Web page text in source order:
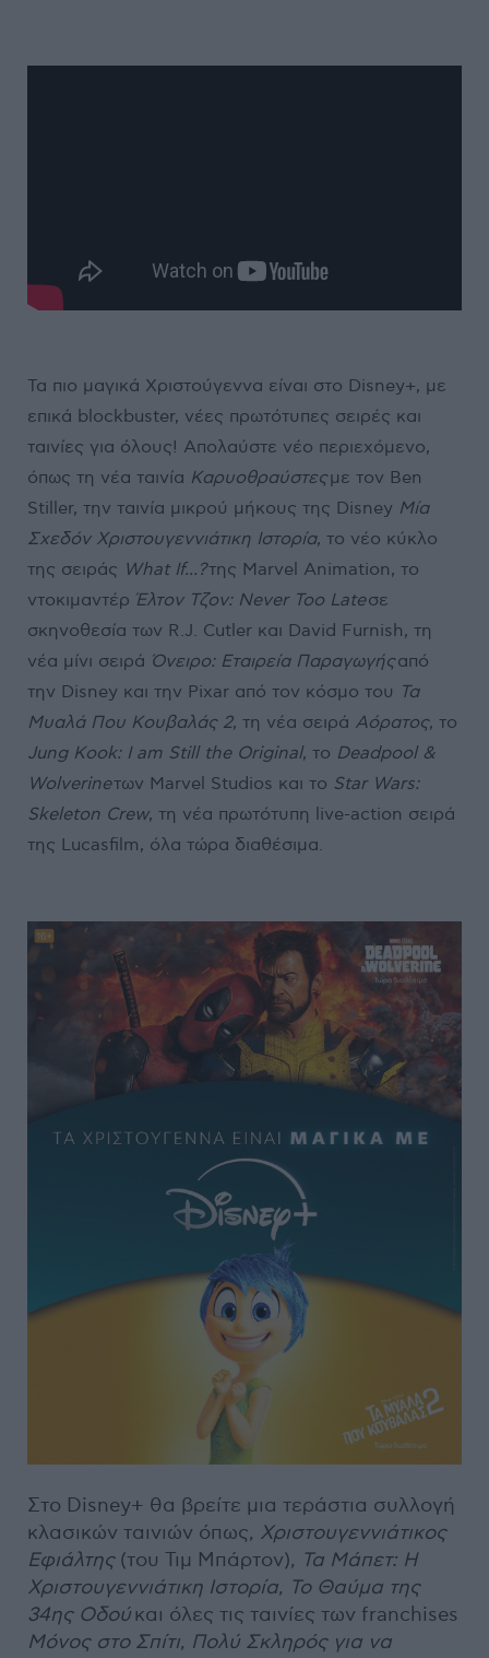
Τα πιο μαγικά Χριστούγεννα είναι στο Disney+, με
επικά blockbuster, νέες πρωτότυπες σειρές και
ταινίες για όλους! Απολαύστε νέο περιεχόμενο,
όπως τη νέα ταινία Καρυοθραύστεςμε τον Ben
Stiller, την ταινία μικρού μήκους της Disney Μία
Σχεδόν Χριστουγεννιάτικη Ιστορία, το νέο κύκλο
της σειράς What If...?της Marvel Animation, το
ντοκιμαντέρ Έλτον Τζον: Never Too Lateσε
σκηνοθεσία των R.J. Cutler και David Furnish, τη
νέα μίνι σειρά Όνειρο: Εταιρεία Παραγωγήςαπό
την Disney και την Pixar από τον κόσμο του Τα
Μυαλά Που Κουβαλάς 2, τη νέα σειρά Αόρατος, το
Jung Kook: I am Still the Original, το Deadpool &
Wolverineτων Marvel Studios και το Star Wars:
Skeleton Crew, τη νέα πρωτότυπη live-action σειρά
της Lucasfilm, όλα τώρα διαθέσιμα.
Στο Disney+ θα βρείτε μια τεράστια συλλογή
κλασικών ταινιών όπως, Χριστουγεννιάτικος
Εφιάλτης(του Τιμ Μπάρτον), Τα Μάπετ: Η
Χριστουγεννιάτικη Ιστορία, Το Θαύμα της
34ης Οδούκαι όλες τις ταινίες των franchises
Μόνος στο Σπίτι, Πολύ Σκληρός για να